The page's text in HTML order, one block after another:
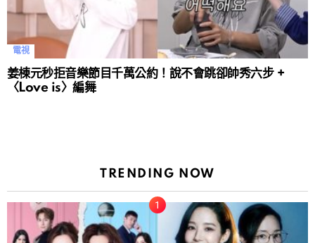
電視
姜棟元秒拒音樂節目千萬公約！說不會跳卻帥秀六步 +
〈Love is〉編舞
TRENDING NOW